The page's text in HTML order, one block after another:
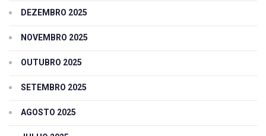
DEZEMBRO 2025
NOVEMBRO 2025
OUTUBRO 2025
SETEMBRO 2025
AGOSTO 2025